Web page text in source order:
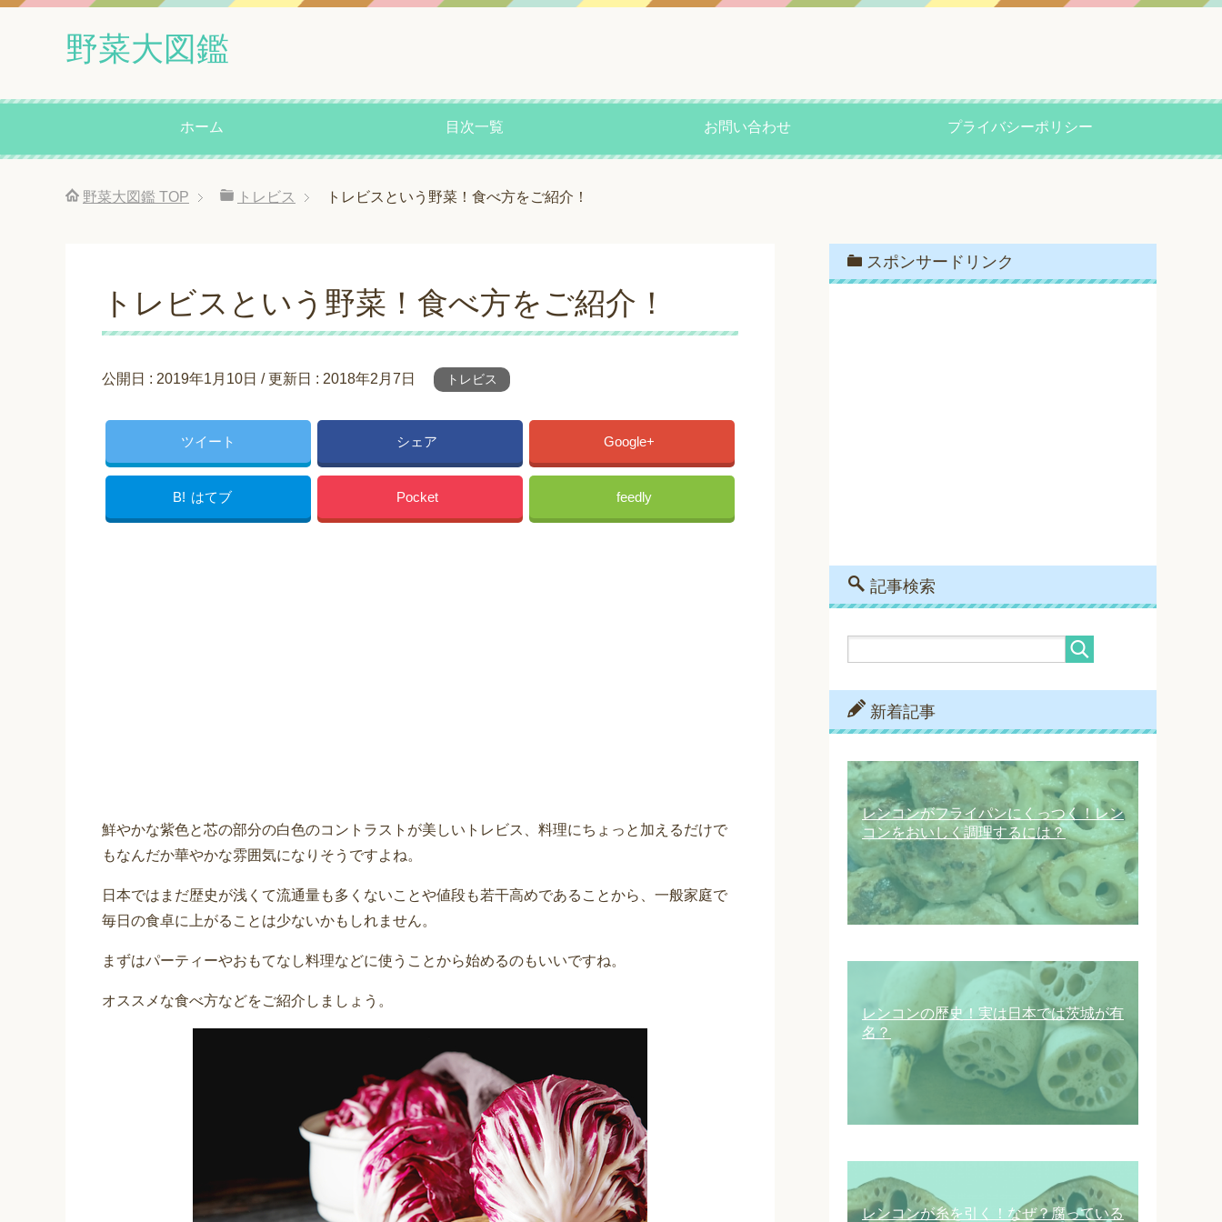
野菜大図鑑
ホーム 目次一覧 お問い合わせ プライバシーポリシー
野菜大図鑑 TOP トレビス トレビスという野菜！食べ方をご紹介！
トレビスという野菜！食べ方をご紹介！
公開日 : 2019年1月10日 / 更新日 : 2018年2月7日 トレビス
ツイート シェア Google+
B! はてブ Pocket feedly
鮮やかな紫色と芯の部分の白色のコントラストが美しいトレビス、料理にちょっと加えるだけで
もなんだか華やかな雰囲気になりそうですよね。
日本ではまだ歴史が浅くて流通量も多くないことや値段も若干高めであることから、一般家庭で
毎日の食卓に上がることは少ないかもしれません。
まずはパーティーやおもてなし料理などに使うことから始めるのもいいですね。
オススメな食べ方などをご紹介しましょう。
スポンサードリンク
記事検索
新着記事
レンコンがフライパンにくっつく！レン
コンをおいしく調理するには？
レンコンの歴史！実は日本では茨城が有
名？
レンコンが糸を引く！なぜ？腐っている